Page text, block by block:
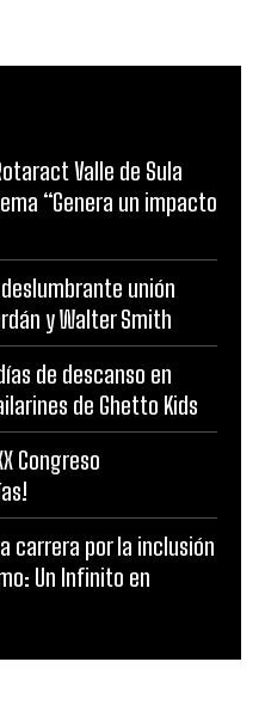
Valle de Sula
“Genera un impacto
unión
y Walter Smith
de descanso en
de Ghetto Kids
Congreso
carrera por la inclusión
Un Infinito en